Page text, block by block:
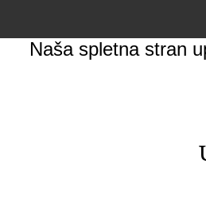
Naša spletna stran